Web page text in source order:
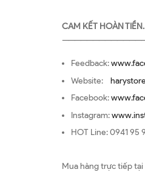
CAM KẾT HOÀN
Feedback:
Website:
Facebook:
Instagram:
HOT Line: 0941 95
Mua hàng trực tiếp tại